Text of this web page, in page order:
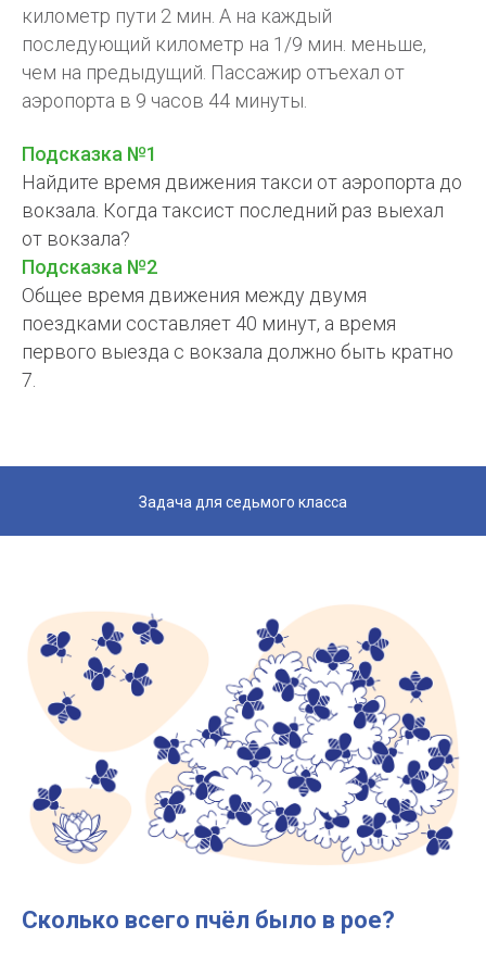
километр пути 2 мин. А на каждый
последующий километр на 1/9 мин. меньше,
чем на предыдущий. Пассажир отъехал от
аэропорта в 9 часов 44 минуты.
Подсказка №1
Найдите время движения такси от аэропорта до
вокзала. Когда таксист последний раз выехал
от вокзала?
Подсказка №2
Общее время движения между двумя
поездками составляет 40 минут, а время
первого выезда с вокзала должно быть кратно
7.
Задача для седьмого класса
Сколько всего пчёл было в рое?